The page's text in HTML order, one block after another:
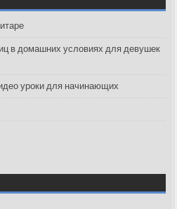
в домашних условиях для девушек
уроки для начинающих